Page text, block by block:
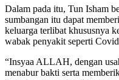
Dalam pada itu, Tun Isham
sumbangan itu dapat
keluarga terlibat khususnya
wabak penyakit seperti
“Insyaa ALLAH, dengan
menabur bakti serta